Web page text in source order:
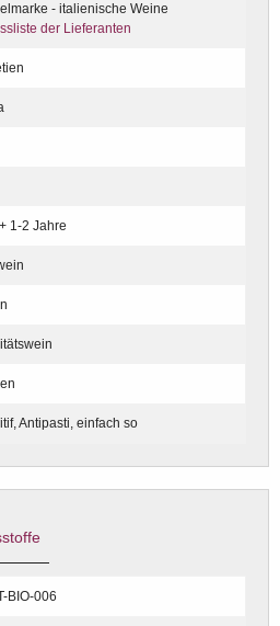
- italienische Weine
der Lieferanten
1-2 Jahre
Antipasti, einfach so
BIO-006